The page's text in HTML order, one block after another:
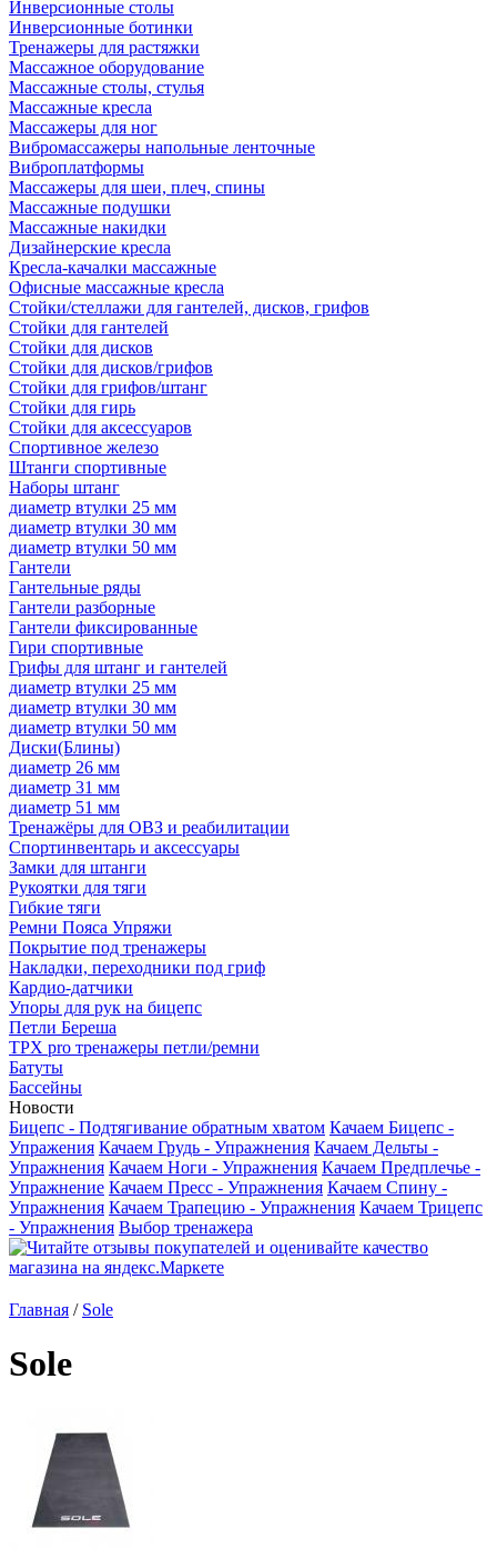
Инверсионные столы
Инверсионные ботинки
Тренажеры для растяжки
Массажное оборудование
Массажные столы, стулья
Массажные кресла
Массажеры для ног
Вибромассажеры напольные ленточные
Виброплатформы
Массажеры для шеи, плеч, спины
Массажные подушки
Массажные накидки
Дизайнерские кресла
Кресла-качалки массажные
Офисные массажные кресла
Стойки/стеллажи для гантелей, дисков, грифов
Стойки для гантелей
Стойки для дисков
Стойки для дисков/грифов
Стойки для грифов/штанг
Стойки для гирь
Стойки для аксессуаров
Спортивное железо
Штанги спортивные
Наборы штанг
диаметр втулки 25 мм
диаметр втулки 30 мм
диаметр втулки 50 мм
Гантели
Гантельные ряды
Гантели разборные
Гантели фиксированные
Гири спортивные
Грифы для штанг и гантелей
диаметр втулки 25 мм
диаметр втулки 30 мм
диаметр втулки 50 мм
Диски(Блины)
диаметр 26 мм
диаметр 31 мм
диаметр 51 мм
Тренажёры для ОВЗ и реабилитации
Спортинвентарь и аксессуары
Замки для штанги
Рукоятки для тяги
Гибкие тяги
Ремни Пояса Упряжи
Покрытие под тренажеры
Накладки, переходники под гриф
Кардио-датчики
Упоры для рук на бицепс
Петли Береша
TРX pro тренажеры петли/ремни
Батуты
Бассейны
Новости
Бицепс - Подтягивание обратным хватом Качаем Бицепс -
Упражения Качаем Грудь - Упражнения Качаем Дельты -
Упражнения Качаем Ноги - Упражнения Качаем Предплечье -
Упражнение Качаем Пресс - Упражнения Качаем Спину -
Упражнения Качаем Трапецию - Упражнения Качаем Трицепс
- Упражнения Выбор тренажера
Главная / Sole
Sole